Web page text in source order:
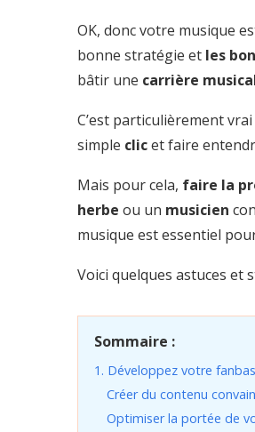
OK, donc votre musique
bonne stratégie et les
bâtir une carrière
C’est particulièrement
simple clicet faire
Mais pour cela, faire la
herbe ou un musicien
musique est essentiel
Voici quelques astuces et
Sommaire :
1. Développez votre
Créer du contenu
Optimiser la portée de